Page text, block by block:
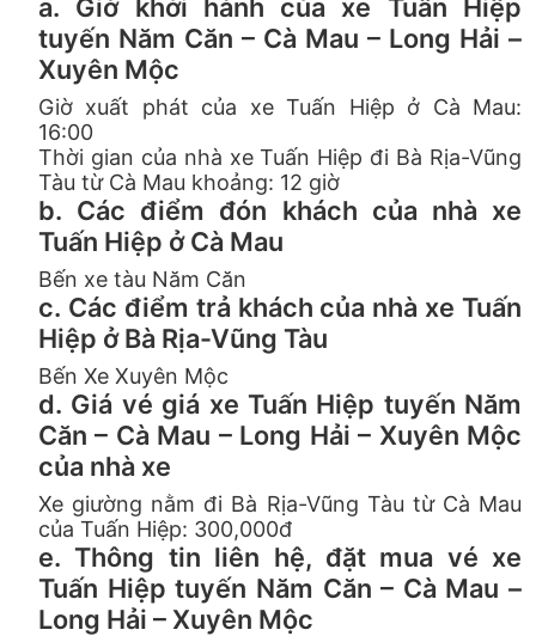
a. Giờ khởi hành của xe Tuấn Hiệp
tuyến Năm Căn – Cà Mau – Long Hải –
Xuyên Mộc
Giờ xuất phát của xe Tuấn Hiệp ở Cà Mau:
16:00
Thời gian của nhà xe Tuấn Hiệp đi Bà Rịa-Vũng
Tàu từ Cà Mau khoảng: 12 giờ
b. Các điểm đón khách của nhà xe
Tuấn Hiệp ở Cà Mau
Bến xe tàu Năm Căn
c. Các điểm trả khách của nhà xe Tuấn
Hiệp ở Bà Rịa-Vũng Tàu
Bến Xe Xuyên Mộc
d. Giá vé giá xe Tuấn Hiệp tuyến Năm
Căn – Cà Mau – Long Hải – Xuyên Mộc
của nhà xe
Xe giường nằm đi Bà Rịa-Vũng Tàu từ Cà Mau
của Tuấn Hiệp: 300,000đ
e. Thông tin liên hệ, đặt mua vé xe
Tuấn Hiệp tuyến Năm Căn – Cà Mau –
Long Hải – Xuyên Mộc